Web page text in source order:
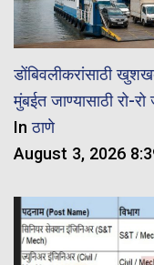
डोंबिवलीकरांसाठी
मुंबईत जाण्यासाठी रो-
Inठाणे
August 3, 2026